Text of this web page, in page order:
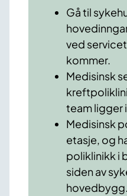
Gå til
ved
kommer.
Medisinsk
team ligger
Medisinsk
etasje, og
poliklinikk i
siden av
hovedbygg.